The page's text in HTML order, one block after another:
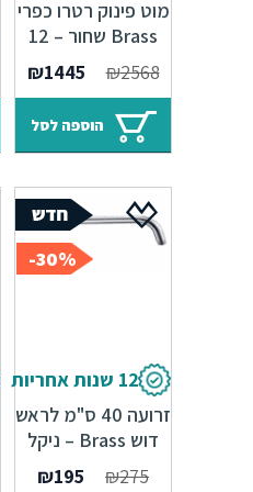
12 שנות אחריות
מוט פינוק רטרו כפרי
Brass שחור – 12
שנות אחריות
₪2568
המחיר
המקורי
היה:
₪2568.
₪1445
הוספה לסל
12 שנות אחריות
זרועה 40 ס"מ לראש